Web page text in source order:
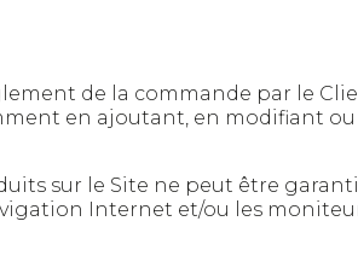
de la commande par le
en ajoutant, en modifiant ou
sur le Site ne peut être
Internet et/ou les